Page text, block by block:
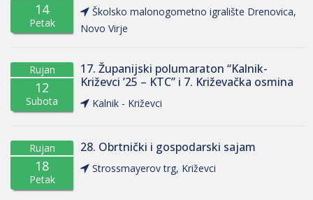
14
Petak
Školsko malonogometno igralište Drenovica,
Novo Virje
Rujan
12
Subota
17. Županijski polumaraton “Kalnik-
Križevci ’25 – KTC” i 7. Križevačka osmina
Kalnik - Križevci
Rujan
18
Petak
28. Obrtnički i gospodarski sajam
Strossmayerov trg, Križevci